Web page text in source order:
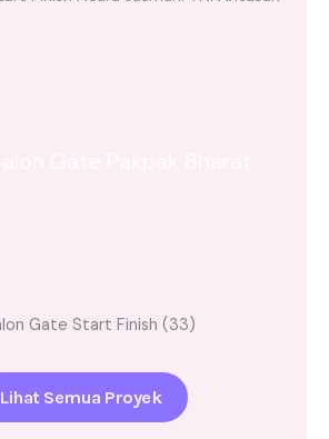
Lihat Semua Proyek